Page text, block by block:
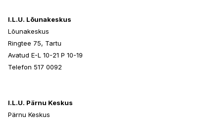
I.L.U. Lõunakeskus
Lõunakeskus
Ringtee 75, Tartu
Avatud E-L 10-21 P 10-19
Telefon 517 0092
I.L.U. Pärnu Keskus
Pärnu Keskus